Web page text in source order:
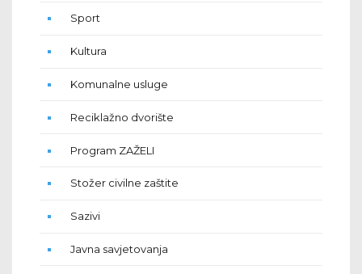
Sport
Kultura
Komunalne usluge
Reciklažno dvorište
Program ZAŽELI
Stožer civilne zaštite
Sazivi
Javna savjetovanja